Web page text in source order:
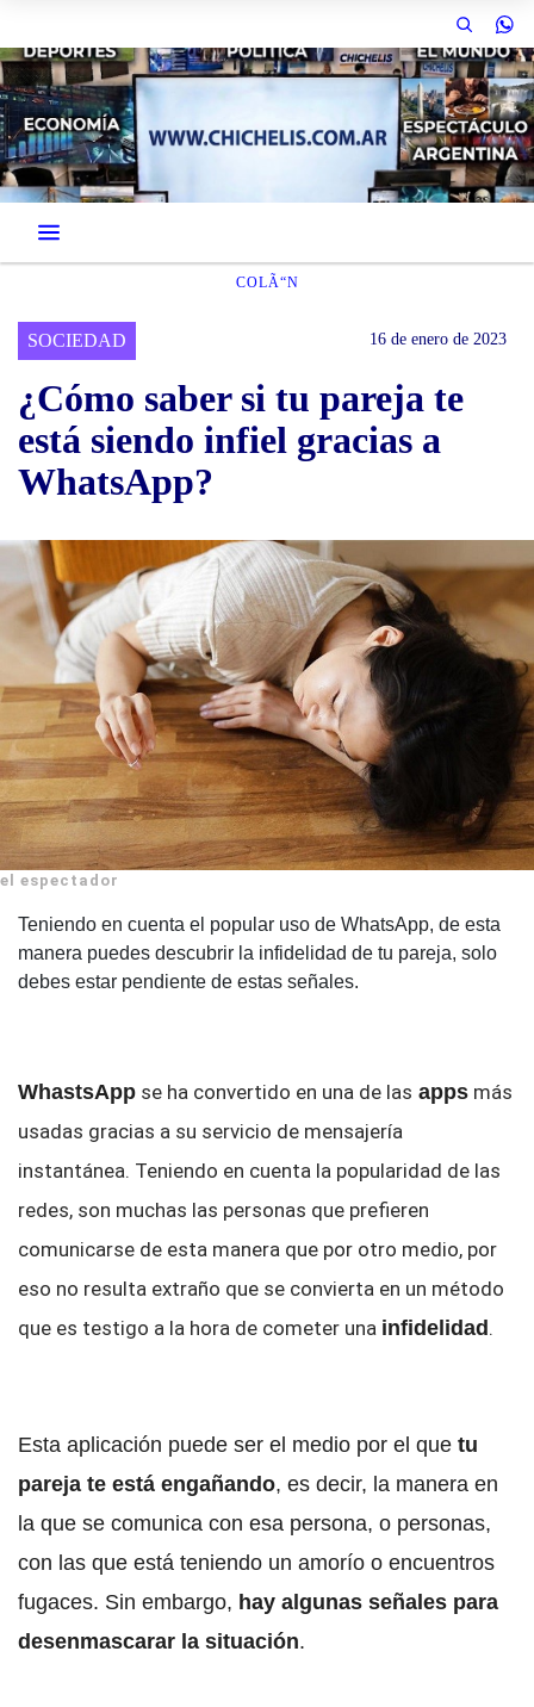
COLÃ“N
SOCIEDAD 16 de enero de 2023
¿Cómo saber si tu pareja te
está siendo infiel gracias a
WhatsApp?
el espectador
Teniendo en cuenta el popular uso de WhatsApp, de esta
manera puedes descubrir la infidelidad de tu pareja, solo
debes estar pendiente de estas señales.
WhastsApp se ha convertido en una de las apps más
usadas gracias a su servicio de mensajería
instantánea. Teniendo en cuenta la popularidad de las
redes, son muchas las personas que prefieren
comunicarse de esta manera que por otro medio, por
eso no resulta extraño que se convierta en un método
que es testigo a la hora de cometer una infidelidad.
Esta aplicación puede ser el medio por el que tu
pareja te está engañando, es decir, la manera en
la que se comunica con esa persona, o personas,
con las que está teniendo un amorío o encuentros
fugaces. Sin embargo, hay algunas señales para
desenmascarar la situación.